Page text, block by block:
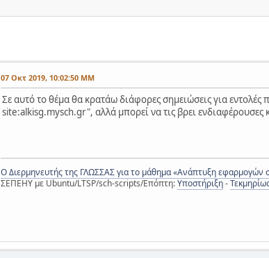
07 Οκτ 2019, 10:02:50 ΜΜ
Σε αυτό το θέμα θα κρατάω διάφορες σημειώσεις για
site:alkisg.mysch.gr", αλλά μπορεί να τις βρει ενδιαφέρουσες
Ο Διερμηνευτής της ΓΛΩΣΣΑΣ για το μάθημα «Ανάπτυξη εφαρμογών
ΣΕΠΕΗΥ με Ubuntu/LTSP/sch-scripts/Επόπτη:Υποστήριξη-